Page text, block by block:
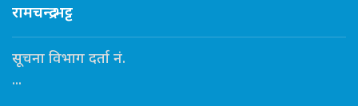
रामचन्द्र भट्ट
सूचना विभाग दर्ता नं.
...